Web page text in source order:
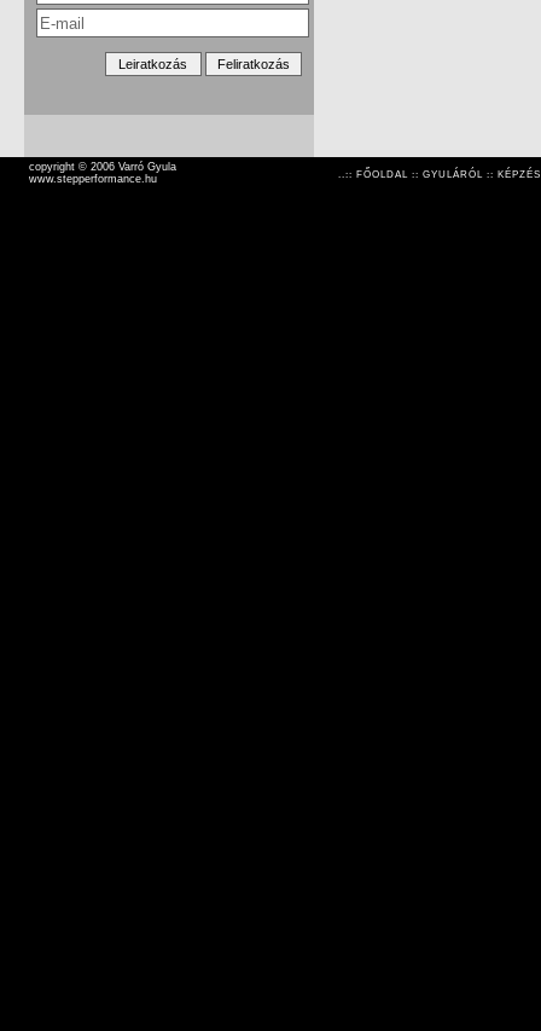
copyright © 2006 Varró Gyula
www.stepperformance.hu
..:: FŐOLDAL :: GYULÁRÓL ::